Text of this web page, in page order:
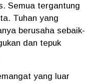
Semua tergantung
Tuhan yang
berusaha sebaik-
dan tepuk
yang luar